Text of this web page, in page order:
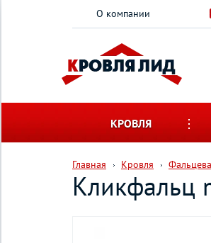
О компании
КРОВЛЯ
Главная Кровля
Кликфальц